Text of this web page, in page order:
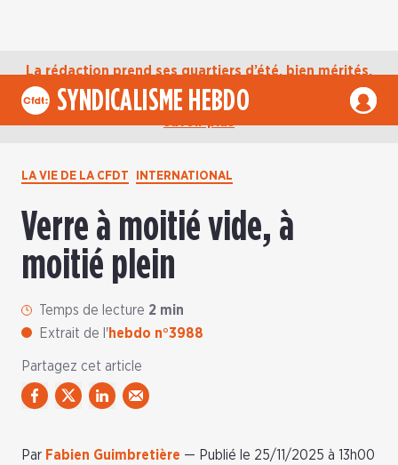
La rédaction prend ses quartiers d’été, bien mérités,
jusqu’au mardi 1er septembre. D’ici là, retrouvez
l’actualité de la CFDT sur notre compte Bluesky. En
SYNDICALISME HEBDO
LA VIE DE LA CFDT INTERNATIONAL
Verre à moitié vide, à
moitié plein
Temps de lecture 2 min
Extrait de l'hebdo n°3988
Partagez cet article
Par Fabien Guimbretière — Publié le 25/11/2025 à 13h00